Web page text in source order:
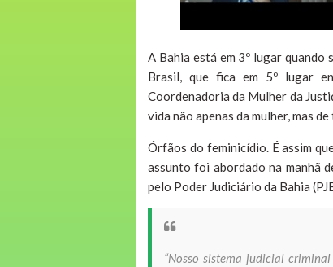
A Bahia está em 3º lugar
Brasil, que fica em 5º lugar
Coordenadoria da Mulher da
vida não apenas da mulher, mas de
Órfãos do feminicídio. É assim
assunto foi abordado na manhã
pelo Poder Judiciário da Bahia
“Nosso sistema judicial